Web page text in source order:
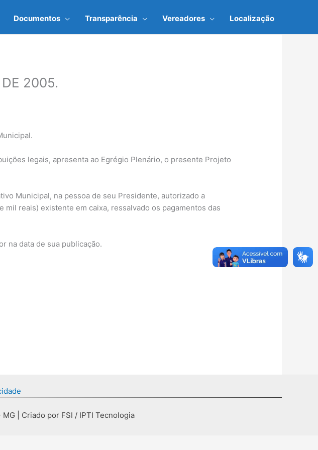
Documentos Transparência Vereadores Localização
2005.
legais, apresenta ao Egrégio Plenário, o presente Projeto
Municipal, na pessoa de seu Presidente, autorizado a
reais) existente em caixa, ressalvado os pagamentos das
na data de sua publicação.
| Criado por FSI / IPTI Tecnologia